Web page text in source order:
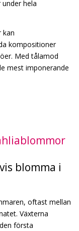
hela
kan
kompositioner
Med tålamod
mest imponerande
blomma i
oftast mellan
Växterna
första